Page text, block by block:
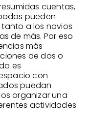
cuentas,
pueden
a los novios
de más. Por eso
más
de dos o
es
con
puedan
organizar una
actividades